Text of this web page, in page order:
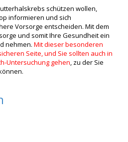
schützen wollen,
informieren und sich
Vorsorge entscheiden. Mit dem
und somit Ihre Gesundheit ein
nehmen. Mit dieser besonderen
Seite, und Sie sollten auch in
Untersuchung gehen, zu der Sie